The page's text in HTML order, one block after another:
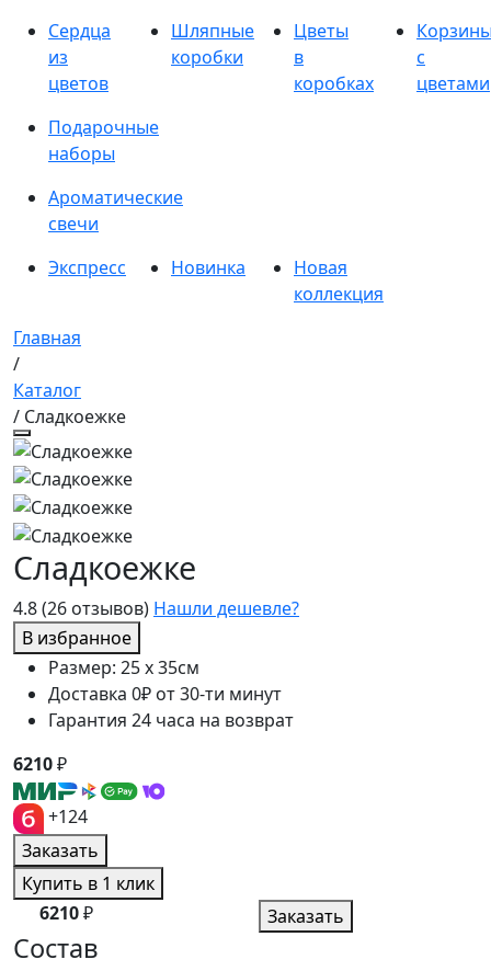
Сердца
из
цветов
Шляпные
коробки
Цветы
в
коробках
с
цветами
Подарочные
наборы
Ароматические
свечи
Экспресс
Новинка
Новая
коллекция
Главная
/
Каталог
/ Сладкоежке
4.8(26 отзывов) Нашли дешевле?
В избранное
Сладкоежке
Размер: 25 x 35см
Доставка 0₽ от 30-ти минут
Гарантия 24 часа на возврат
6210₽
+124
Заказать
Купить в 1 клик
6210₽ Заказать
Состав